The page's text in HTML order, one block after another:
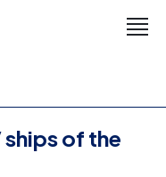
of the